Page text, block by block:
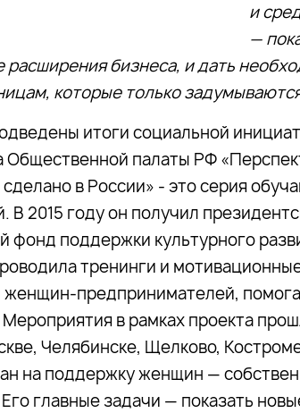
и
—
расширения бизнеса, и дать
которые только
итоги социальной
Общественной палаты РФ
в России» - это серия
В 2015 году он получил
фонд поддержки культурного
тренинги и
предпринимателей,
в рамках проекта
Челябинске, Щелково,
на поддержку женщин —
главные задачи — показать